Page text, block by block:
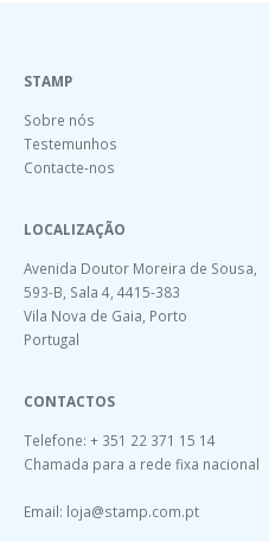
STAMP
Sobre nós
Testemunhos
Contacte-nos
LOCALIZAÇÃO
Avenida Doutor Moreira de Sousa,
593-B, Sala 4, 4415-383
Vila Nova de Gaia, Porto
Portugal
CONTACTOS
Telefone: + 351 22 371 15 14
Chamada para a rede fixa nacional
Email: loja@stamp.com.pt